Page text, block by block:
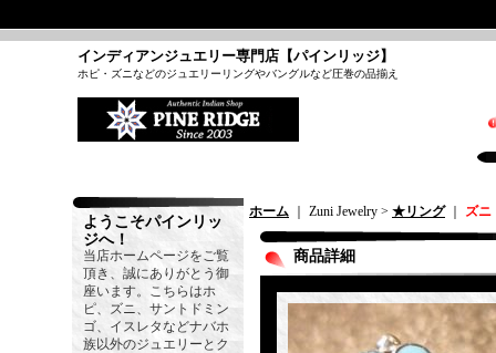
インディアンジュエリー専門店【パインリッジ】
ホピ・ズニなどのジュエリーリングやバングルなど圧巻の品揃え
ようこそパインリッ
ジへ！
当店ホームページをご覧
頂き、誠にありがとう御
座います。こちらはホ
ピ、ズニ、サントドミン
ゴ、イスレタなどナバホ
族以外のジュエリーとク
ホーム ｜ Zuni Jewelry > ★リング｜ ズ
商品詳細